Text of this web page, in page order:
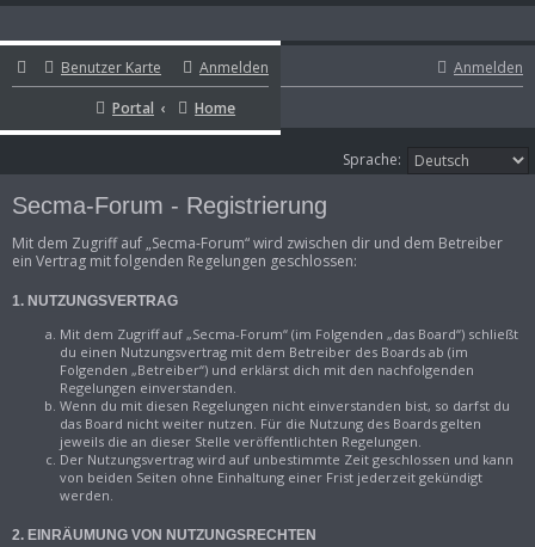
Benutzer Karte
Anmelden
Portal
Home
Benutzer Karte
Anmelden
Home
Sprache:
Secma-Forum - Registrierung
Mit dem Zugriff auf „Secma-Forum“ wird zwischen dir und dem Betreiber
ein Vertrag mit folgenden Regelungen geschlossen:
1. NUTZUNGSVERTRAG
Mit dem Zugriff auf „Secma-Forum“ (im Folgenden „das Board“) schließt
du einen Nutzungsvertrag mit dem Betreiber des Boards ab (im
Folgenden „Betreiber“) und erklärst dich mit den nachfolgenden
Regelungen einverstanden.
Wenn du mit diesen Regelungen nicht einverstanden bist, so darfst du
das Board nicht weiter nutzen. Für die Nutzung des Boards gelten
jeweils die an dieser Stelle veröffentlichten Regelungen.
Der Nutzungsvertrag wird auf unbestimmte Zeit geschlossen und kann
von beiden Seiten ohne Einhaltung einer Frist jederzeit gekündigt
werden.
2. EINRÄUMUNG VON NUTZUNGSRECHTEN